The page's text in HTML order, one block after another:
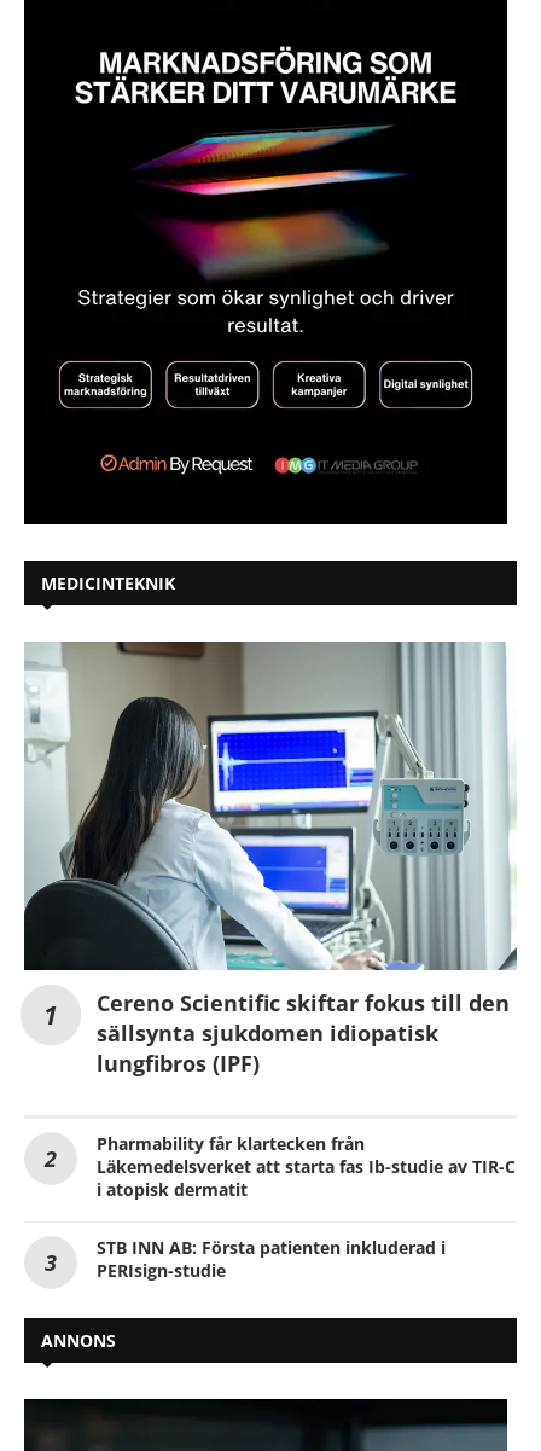
MEDICINTEKNIK
Cereno Scientific skiftar fokus till den
sällsynta sjukdomen idiopatisk
lungfibros (IPF)
Pharmability får klartecken från
Läkemedelsverket att starta fas Ib-studie av TIR-C
i atopisk dermatit
STB INN AB: Första patienten inkluderad i
PERIsign-studie
ANNONS